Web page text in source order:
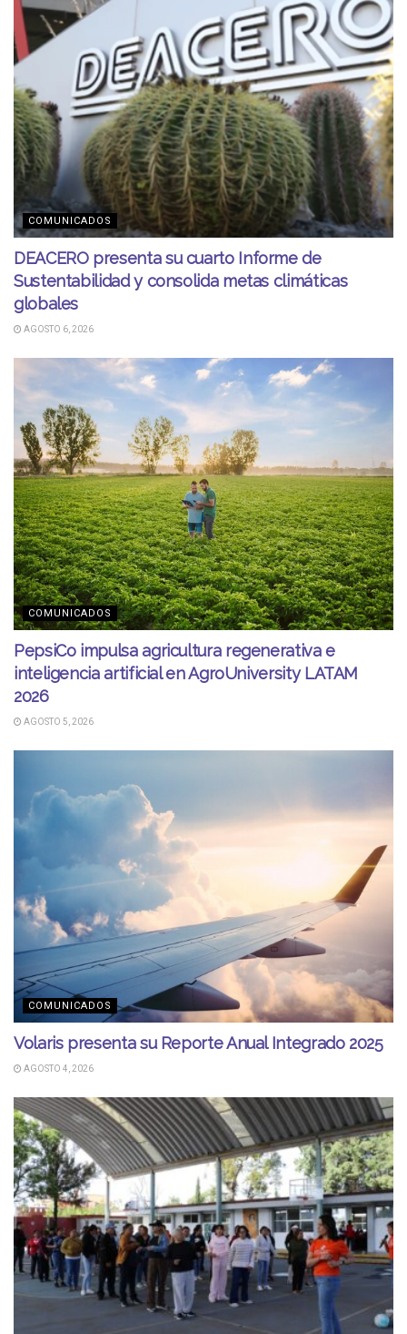
COMUNICADOS
DEACERO presenta su cuarto Informe de
Sustentabilidad y consolida metas climáticas
globales
AGOSTO 6, 2026
COMUNICADOS
PepsiCo impulsa agricultura regenerativa e
inteligencia artificial en AgroUniversity LATAM
2026
AGOSTO 5, 2026
COMUNICADOS
Volaris presenta su Reporte Anual Integrado 2025
AGOSTO 4, 2026